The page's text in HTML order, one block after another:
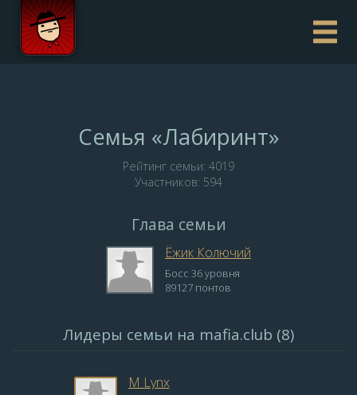
Семья «Лабиринт»
Рейтинг семьи: 4019
Участников: 594
Глава семьи
Ёжик Колючий
Босс 36 уровня
89127 понтов
Лидеры семьи на mafia.club (8)
M Lynx